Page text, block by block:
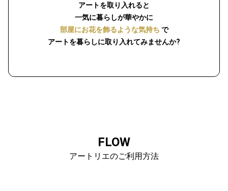
アートを取り入れると
一気に暮らしが華やかに
部屋にお花を飾るような気持ち で
アートを暮らしに取り入れてみませんか?
FLOW
アートリエのご利用方法